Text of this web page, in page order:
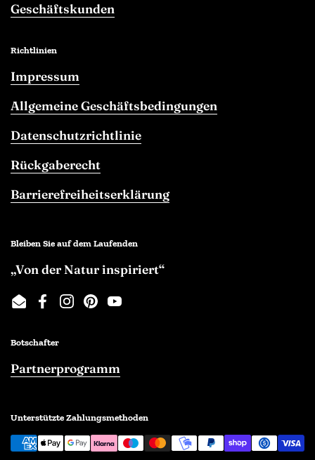
Geschäftskunden
Richtlinien
Impressum
Allgemeine Geschäftsbedingungen
Datenschutzrichtlinie
Rückgaberecht
Barrierefreiheitserklärung
Bleiben Sie auf dem Laufenden
„Von der Natur inspiriert“
EmailFacebook
Instagram
PinterestYouTube
Botschafter
Partnerprogramm
Unterstützte Zahlungsmethoden